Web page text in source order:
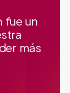
fue un
más